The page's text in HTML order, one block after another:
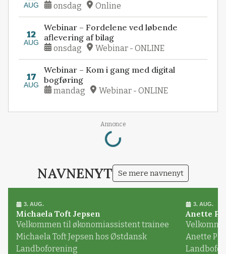
AUG onsdag Online
12
AUG
Webinar – Fordelene ved løbende
aflevering af bilag
onsdag Webinar - ONLINE
17
AUG
Webinar – Kom i gang med digital
bogføring
mandag Webinar - ONLINE
Annonce
Loading...
NAVNENYT Se mere navnenyt
3. AUG.
Michaela Toft Jepsen
Velkommen til økonomiassistent trainee
Michaela Toft Jepsen hos Østdansk
Landboforening
3. AUG.
Anette
Anette